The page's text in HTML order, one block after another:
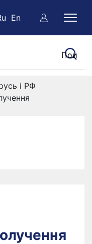
En
і РФ